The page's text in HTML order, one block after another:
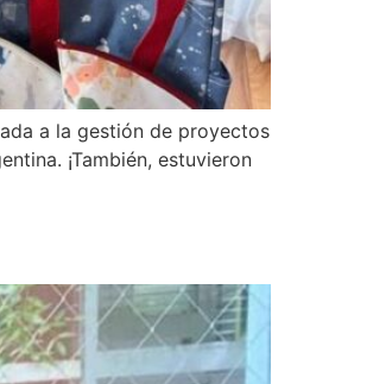
a la gestión de proyectos
¡También, estuvieron